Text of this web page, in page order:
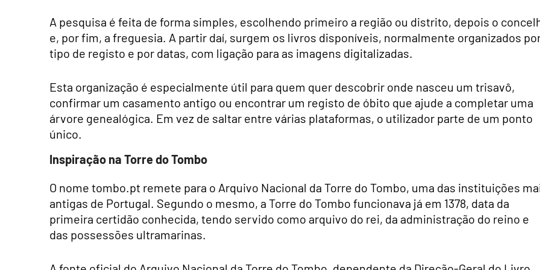
A pesquisa é feita de forma simples, escolhendo primeiro a região ou distrito, depois o
e, por fim, a freguesia. A partir daí, surgem os livros disponíveis, normalmente organizados
tipo de registo e por datas, com ligação para as imagens digitalizadas.
Esta organização é especialmente útil para quem quer descobrir onde nasceu um trisavô,
confirmar um casamento antigo ou encontrar um registo de óbito que ajude a completar uma
árvore genealógica. Em vez de saltar entre várias plataformas, o utilizador parte de um ponto
único.
Inspiração na Torre do Tombo
O nome tombo.pt remete para o Arquivo Nacional da Torre do Tombo, uma das instituições
antigas de Portugal. Segundo o mesmo, a Torre do Tombo funcionava já em 1378, data da
primeira certidão conhecida, tendo servido como arquivo do rei, da administração do reino e
das possessões ultramarinas.